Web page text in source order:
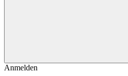
Anmelden